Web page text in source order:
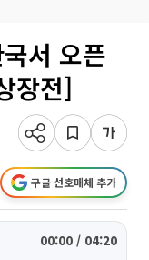
서 오픈
장전]
구글 선호매체 추가
00:00 / 04:20